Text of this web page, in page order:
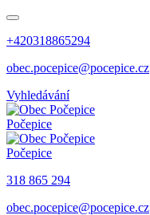
+420318865294
obec.pocepice@pocepice.cz
Vyhledávání
Počepice
Počepice
318 865 294
obec.pocepice@pocepice.cz